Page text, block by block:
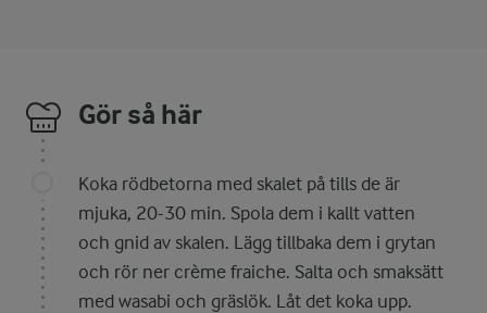
Gör så här
Koka rödbetorna med skalet på tills de är
mjuka, 20-30 min. Spola dem i kallt vatten
och gnid av skalen. Lägg tillbaka dem i grytan
och rör ner crème fraiche. Salta och smaksätt
med wasabi och gräslök. Låt det koka upp.